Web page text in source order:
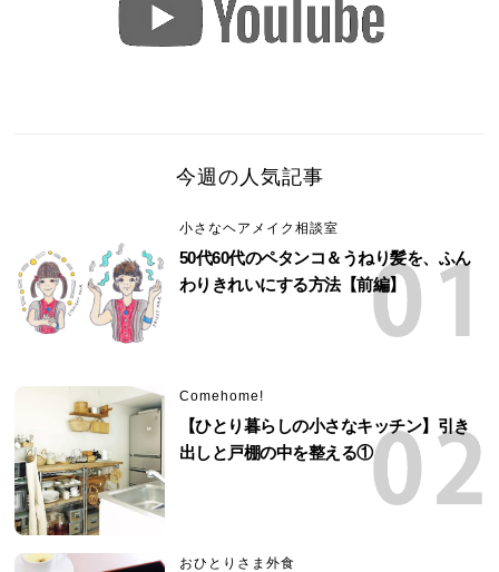
今週の人気記事
小さなヘアメイク相談室
50代60代のペタンコ＆うねり髪を、ふん
わりきれいにする方法【前編】
Comehome!
【ひとり暮らしの小さなキッチン】引き
出しと戸棚の中を整える①
おひとりさま外食